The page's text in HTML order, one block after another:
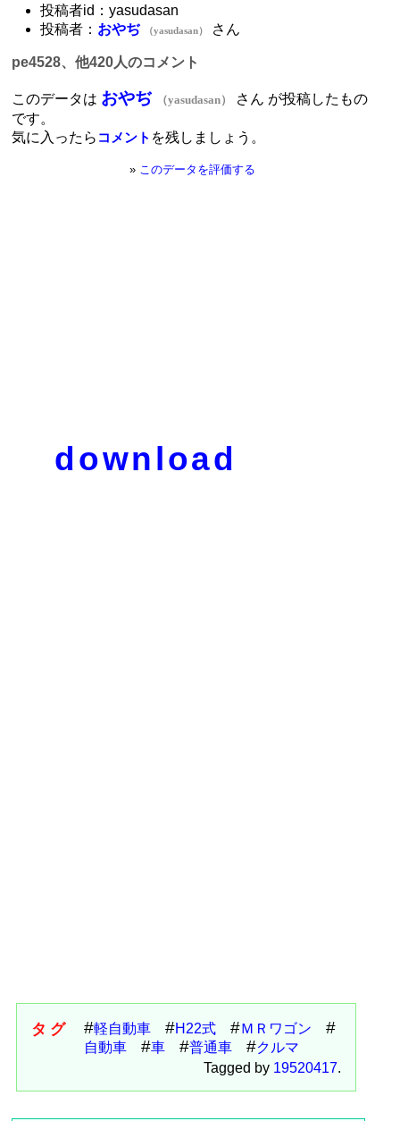
投稿者id：yasudasan
投稿者： おやぢ （yasudasan） さん
pe4528、他420人のコメント
このデータは おやぢ （yasudasan）
さん が投稿したもの
です。
気に入ったら コメント を残しましょう。
» このデータを評価する
download
タグ 軽自動車 H22式
ＭＲワゴン
自動車
車 普通車
クルマ
Tagged by 19520417.